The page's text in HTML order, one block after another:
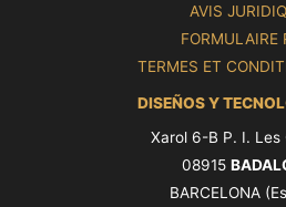
AVIS
FORMULAIRE
TERMES ET
DISEÑOS Y
Xarol 6-B P. I. Les
08915
BARCELONA